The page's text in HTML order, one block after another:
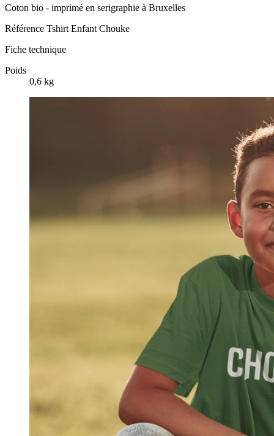
Coton bio - imprimé en serigraphie à Bruxelles
Référence Tshirt Enfant Chouke
Fiche technique
Poids
0,6 kg